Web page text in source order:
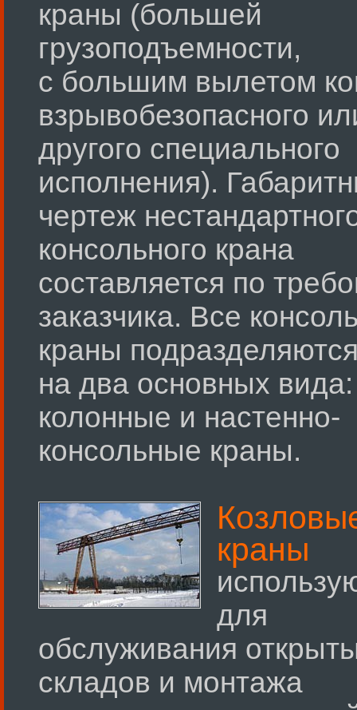
краны (большей
грузоподъемности,
с большим вылетом
взрывобезопасного
другого специального
исполнения).
чертеж
консольного крана
составляется по
заказчика. Все
краны
на два основных вида:
колонные и настенно-
консольные краны.
краны
для
обслуживания
складов и монтажа